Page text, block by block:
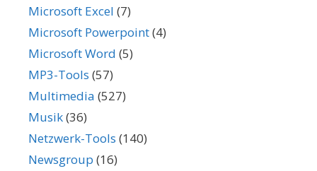
Microsoft Excel (7)
Microsoft Powerpoint(4)
Microsoft Word (5)
MP3-Tools (57)
Multimedia (527)
Musik(36)
Netzwerk-Tools (140)
Newsgroup (16)